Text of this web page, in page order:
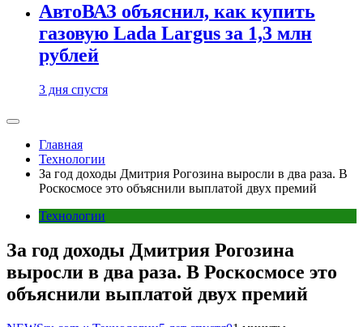
АвтоВАЗ объяснил, как купить
газовую Lada Largus за 1,3 млн
рублей
3 дня спустя
Главная
Технологии
За год доходы Дмитрия Рогозина выросли в два раза. В
Роскосмосе это объяснили выплатой двух премий
Технологии
За год доходы Дмитрия Рогозина
выросли в два раза. В Роскосмосе это
объяснили выплатой двух премий